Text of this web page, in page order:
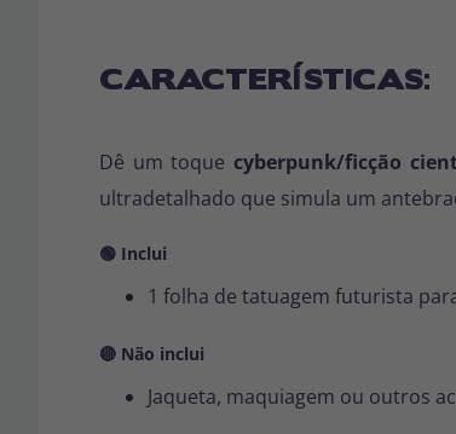
CARACTERÍSTICAS:
Dê um toque cyberpunk/ficção
ultradetalhado que simula um
🟢 Inclui
1 folha de tatuagem futurista
🔴 Não inclui
Jaqueta, maquiagem ou outros